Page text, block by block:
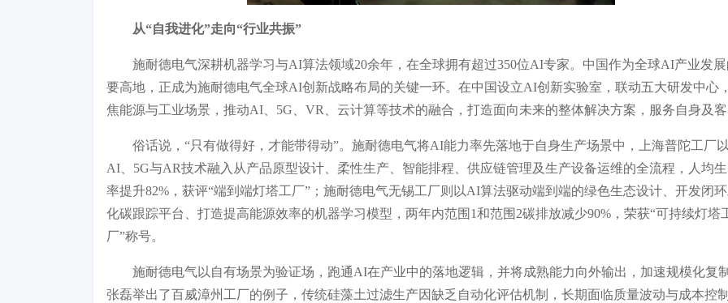
从“自我进化”走向“行业共振”
施耐德电气深耕机器学习与AI算法领域20余年，在全球拥有超过350位AI专家。中国作为全球AI产业发
要高地，正成为施耐德电气全球AI创新战略布局的关键一环。在中国设立AI创新实验室，联动五大研发中心
焦能源与工业场景，推动AI、5G、VR、云计算等技术的融合，打造面向未来的整体解决方案，服务自身及客
俗话说，“只有做得好，才能带得动”。施耐德电气将AI能力率先落地于自身生产场景中，上海普陀工厂以
AI、5G与AR技术融入从产品原型设计、柔性生产、智能排程、供应链管理及生产设备运维的全流程，人均
率提升82%，获评“端到端灯塔工厂”；施耐德电气无锡工厂则以AI算法驱动端到端的绿色生态设计、开发闭
化碳跟踪平台、打造提高能源效率的机器学习模型，两年内范围1和范围2碳排放减少90%，荣获“可持续灯塔
厂”称号。
施耐德电气以自有场景为验证场，跑通AI在产业中的落地逻辑，并将成熟能力向外输出，加速规模化复制
张磊举出了百威漳州工厂的例子，传统硅藻土过滤生产因缺乏自动化评估机制，长期面临质量波动与成本控